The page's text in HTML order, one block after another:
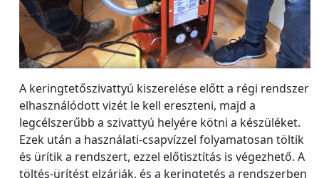
A keringtetőszivattyú kiszerelése előtt a régi rendszer
elhasználódott vizét le kell ereszteni, majd a
legcélszerűbb a szivattyú helyére kötni a készüléket.
Ezek után a használati-csapvízzel folyamatosan töltik
és ürítik a rendszert, ezzel előtisztítás is végezhető. A
töltés-ürítést elzárják, és a keringtetés a rendszerben